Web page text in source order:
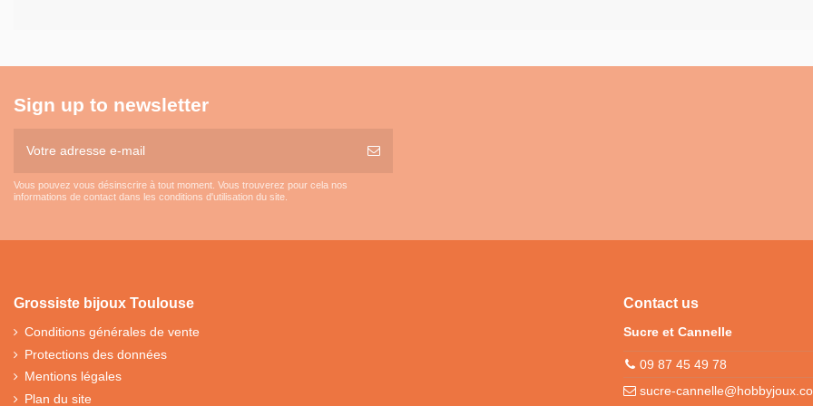
Sign up to newsletter
Vous pouvez vous désinscrire à tout moment. Vous trouverez pour cela nos
informations de contact dans les conditions d'utilisation du site.
Grossiste bijoux Toulouse
Conditions générales de vente
Protections des données
Mentions légales
Plan du site
Contact us
Sucre et Cannelle
09 87 45 49 78
sucre-